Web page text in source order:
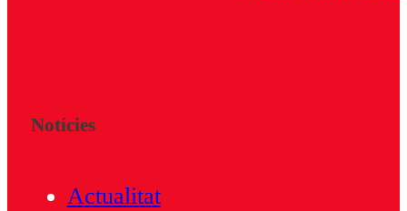
Notícies
Actualitat